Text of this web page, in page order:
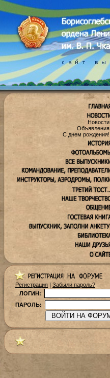
Новости
Объявления
С днем рождения!
Регистрация | Забыли пароль?
ЛОГИН:
ПАРОЛЬ: